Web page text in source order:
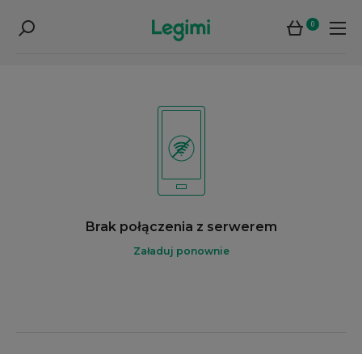
0
Brak połączenia z serwerem
Załaduj ponownie